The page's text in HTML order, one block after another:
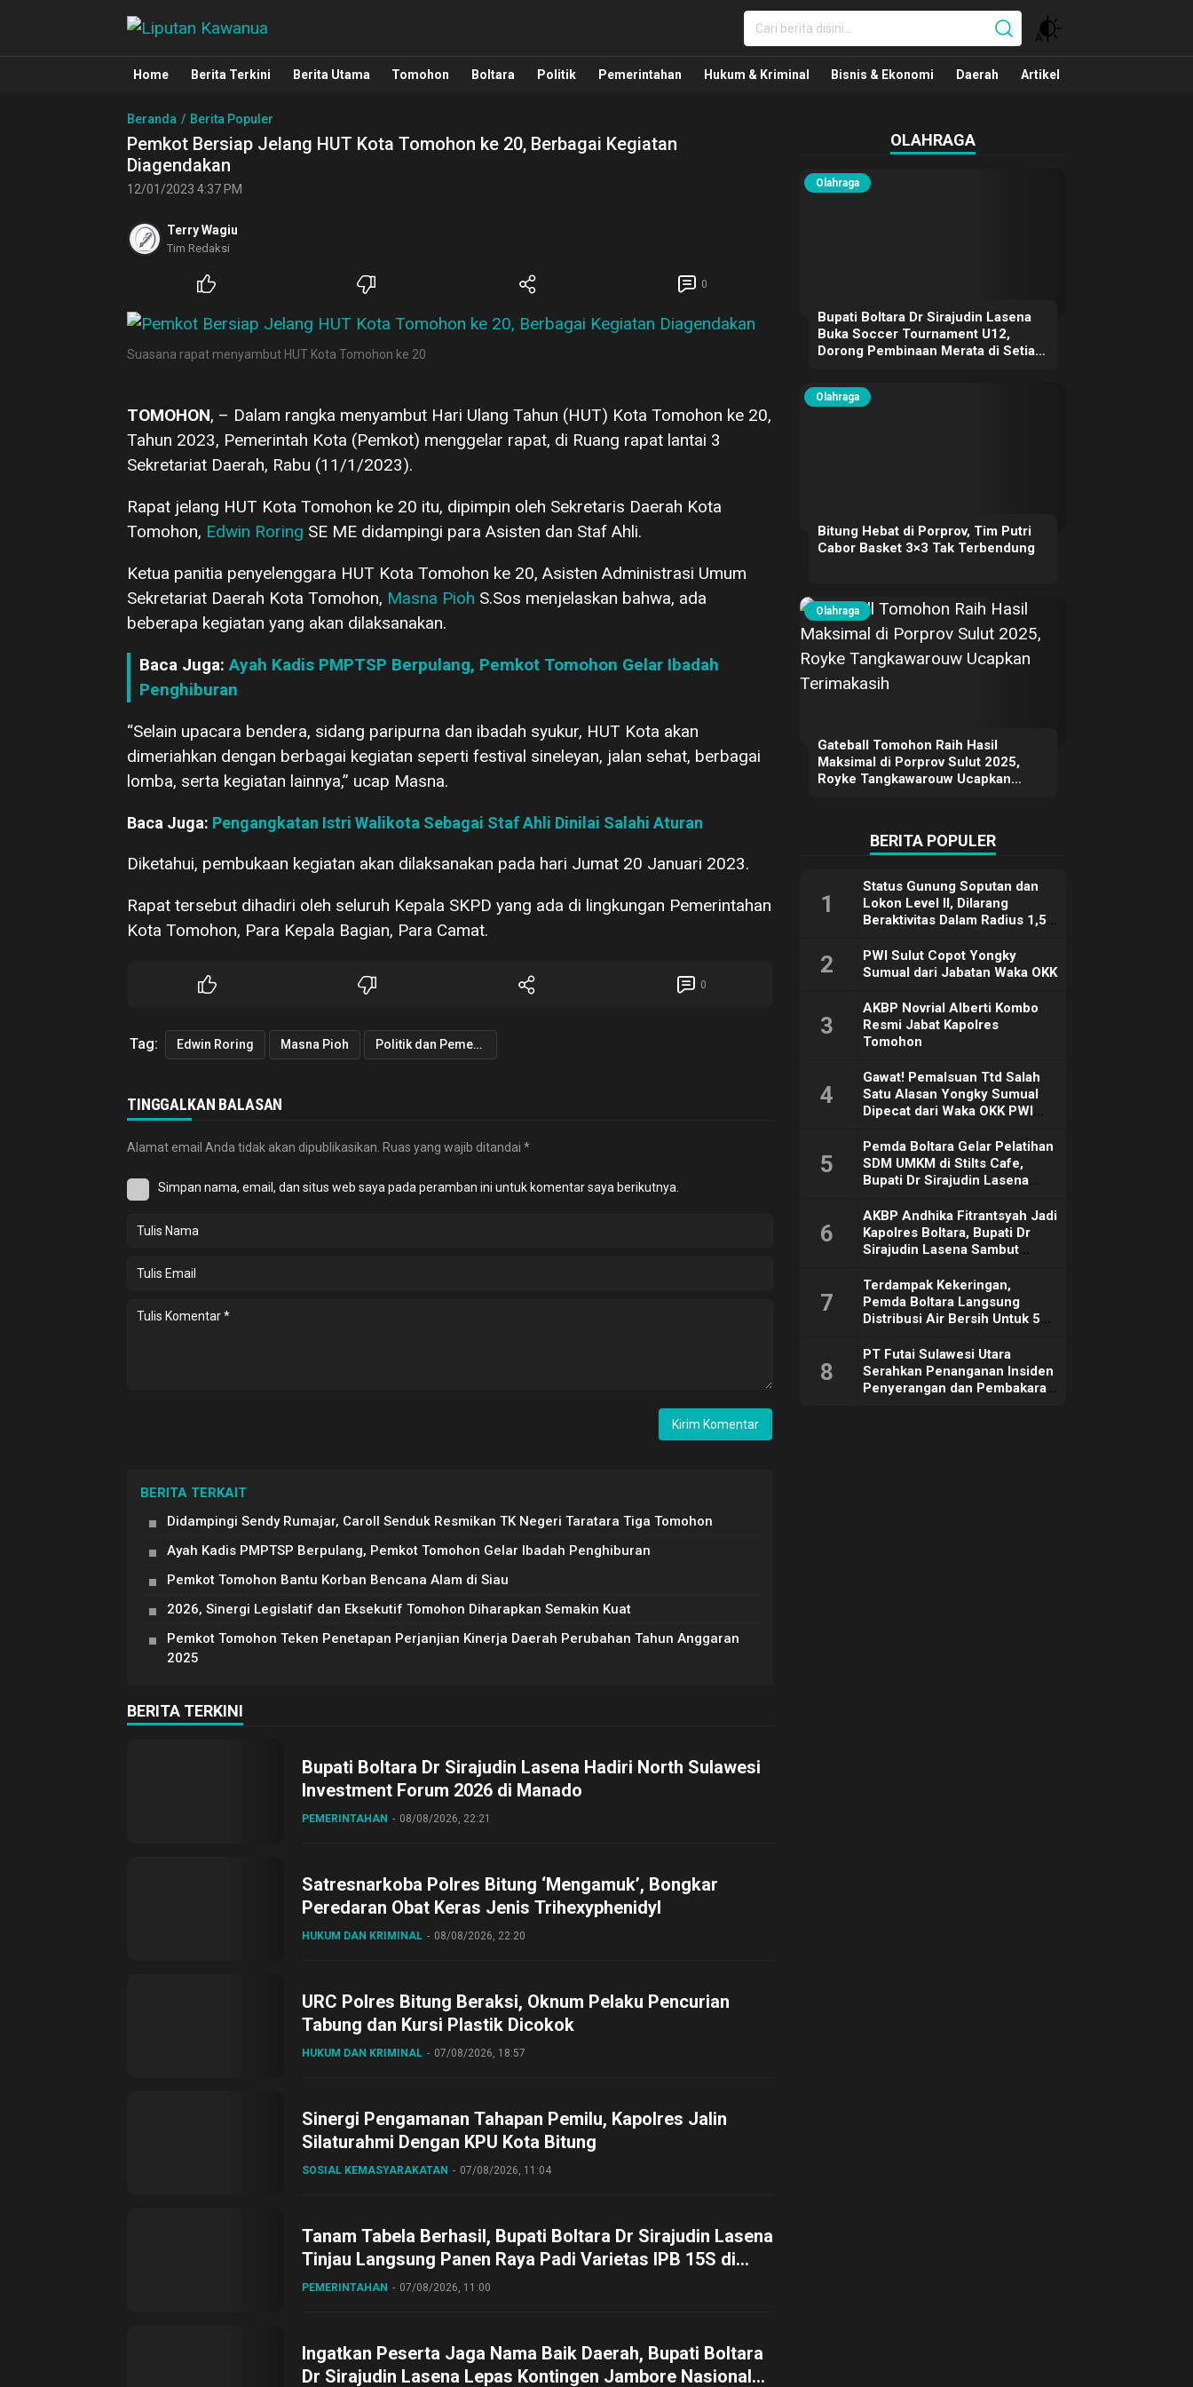
Liputan Kawanua
Berita Manado, Sulawesi Utara, Kawanua, Politik, Pemerintahan, Hukum Kriminal dan Nasional
Home Berita Terkini Berita Utama Tomohon Boltara Politik Pemerintahan Hukum & Kriminal Bisnis & Ekonomi Daerah Artikel
Beranda Berita Populer
Pemkot Bersiap Jelang HUT Kota Tomohon ke 20, Berbagai Kegiatan
Diagendakan
12/01/2023 4:37 PM
Terry Wagiu
Tim Redaksi
0
Suasana rapat menyambut HUT Kota Tomohon ke 20
TOMOHON, – Dalam rangka menyambut Hari Ulang Tahun (HUT) Kota Tomohon ke 20,
Tahun 2023, Pemerintah Kota (Pemkot) menggelar rapat, di Ruang rapat lantai 3
Sekretariat Daerah, Rabu (11/1/2023).
Rapat jelang HUT Kota Tomohon ke 20 itu, dipimpin oleh Sekretaris Daerah Kota
Tomohon, Edwin Roring SE ME didampingi para Asisten dan Staf Ahli.
Ketua panitia penyelenggara HUT Kota Tomohon ke 20, Asisten Administrasi Umum
Sekretariat Daerah Kota Tomohon, Masna Pioh S.Sos menjelaskan bahwa, ada
beberapa kegiatan yang akan dilaksanakan.
Baca Juga:Ayah Kadis PMPTSP Berpulang, Pemkot Tomohon Gelar Ibadah
Penghiburan
“Selain upacara bendera, sidang paripurna dan ibadah syukur, HUT Kota akan
dimeriahkan dengan berbagai kegiatan seperti festival sineleyan, jalan sehat, berbagai
lomba, serta kegiatan lainnya,” ucap Masna.
Baca Juga: Pengangkatan Istri Walikota Sebagai Staf Ahli Dinilai Salahi Aturan
Diketahui, pembukaan kegiatan akan dilaksanakan pada hari Jumat 20 Januari 2023.
Rapat tersebut dihadiri oleh seluruh Kepala SKPD yang ada di lingkungan Pemerintahan
Kota Tomohon, Para Kepala Bagian, Para Camat.
0
Tag: Edwin Roring Masna Pioh Politik dan Pemerintahan
TINGGALKAN BALASAN
Alamat email Anda tidak akan dipublikasikan. Ruas yang wajib ditandai *
Simpan nama, email, dan situs web saya pada peramban ini untuk komentar saya berikutnya.
BERITA TERKAIT
Didampingi Sendy Rumajar, Caroll Senduk Resmikan TK Negeri Taratara Tiga Tomohon
Ayah Kadis PMPTSP Berpulang, Pemkot Tomohon Gelar Ibadah Penghiburan
Pemkot Tomohon Bantu Korban Bencana Alam di Siau
2026, Sinergi Legislatif dan Eksekutif Tomohon Diharapkan Semakin Kuat
Pemkot Tomohon Teken Penetapan Perjanjian Kinerja Daerah Perubahan Tahun Anggaran
2025
BERITA TERKINI
Bupati Boltara Dr Sirajudin Lasena Hadiri North Sulawesi
Investment Forum 2026 di Manado
PEMERINTAHAN 08/08/2026, 22:21
Satresnarkoba Polres Bitung ‘Mengamuk’, Bongkar
Peredaran Obat Keras Jenis Trihexyphenidyl
HUKUM DAN KRIMINAL 08/08/2026, 22:20
URC Polres Bitung Beraksi, Oknum Pelaku Pencurian
Tabung dan Kursi Plastik Dicokok
HUKUM DAN KRIMINAL 07/08/2026, 18:57
Sinergi Pengamanan Tahapan Pemilu, Kapolres Jalin
Silaturahmi Dengan KPU Kota Bitung
SOSIAL KEMASYARAKATAN 07/08/2026, 11:04
Tanam Tabela Berhasil, Bupati Boltara Dr Sirajudin Lasena
Tinjau Langsung Panen Raya Padi Varietas IPB 15S di
Desa Gihang
PEMERINTAHAN 07/08/2026, 11:00
Ingatkan Peserta Jaga Nama Baik Daerah, Bupati Boltara
Dr Sirajudin Lasena Lepas Kontingen Jambore Nasional
OLAHRAGA
Olahraga
Bupati Boltara Dr Sirajudin Lasena
Buka Soccer Tournament U12,
Dorong Pembinaan Merata di Setiap
Olahraga
Bitung Hebat di Porprov, Tim Putri
Cabor Basket 3×3 Tak Terbendung
Olahraga
Gateball Tomohon Raih Hasil
Maksimal di Porprov Sulut 2025,
Royke Tangkawarouw Ucapkan
BERITA POPULER
1
Status Gunung Soputan dan
Lokon Level II, Dilarang
Beraktivitas Dalam Radius 1,5
2
PWI Sulut Copot Yongky
Sumual dari Jabatan Waka OKK
3
AKBP Novrial Alberti Kombo
Resmi Jabat Kapolres
Tomohon
4
Gawat! Pemalsuan Ttd Salah
Satu Alasan Yongky Sumual
Dipecat dari Waka OKK PWI
5
Pemda Boltara Gelar Pelatihan
SDM UMKM di Stilts Cafe,
Bupati Dr Sirajudin Lasena
Dorong Ekonomi Daerah
6
AKBP Andhika Fitrantsyah Jadi
Kapolres Boltara, Bupati Dr
Sirajudin Lasena Sambut
7
Terdampak Kekeringan,
Pemda Boltara Langsung
Distribusi Air Bersih Untuk 50
8
PT Futai Sulawesi Utara
Serahkan Penanganan Insiden
Penyerangan dan Pembakaran